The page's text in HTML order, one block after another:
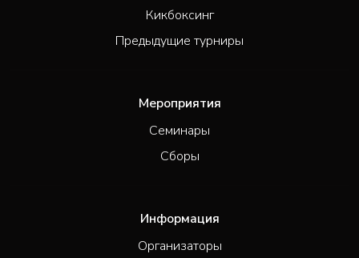
Кикбоксинг
Предыдущие турниры
Мероприятия
Семинары
Сборы
Информация
Организаторы